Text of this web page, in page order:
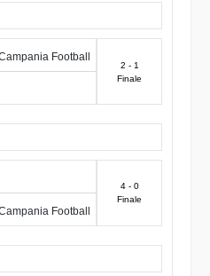
2 - 1
Finale
4 - 0
Finale